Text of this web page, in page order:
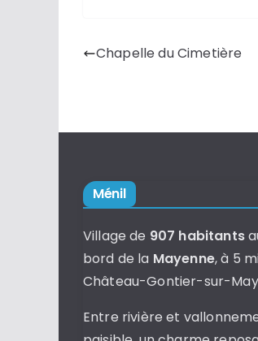
Chapelle du Cimetière
Ménil
Village de 907 habitants
bord de la Mayenne, à 5
Château-Gontier-sur-
Entre rivière et